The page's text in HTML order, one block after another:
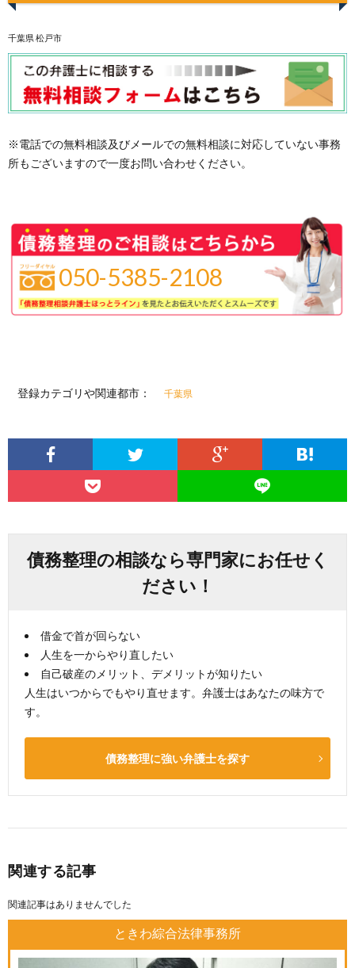
千葉県 松戸市
※電話での無料相談及びメールでの無料相談に対応していない事務
所もございますので一度お問い合わせください。
050-5385-2108
登録カテゴリや関連都市： 千葉県
債務整理の相談なら専門家にお任せく
ださい！
借金で首が回らない
人生を一からやり直したい
自己破産のメリット、デメリットが知りたい
人生はいつからでもやり直せます。弁護士はあなたの味方で
す。
債務整理に強い弁護士を探す
関連する記事
関連記事はありませんでした
ときわ綜合法律事務所